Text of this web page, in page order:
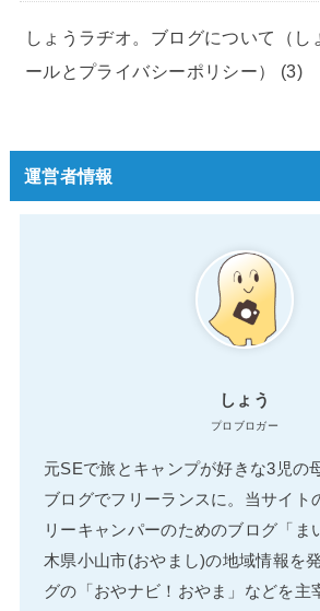
しょうラヂオ。ブログについて（し
ールとプライバシーポリシー） (3)
運営者情報
しょう
プロブロガー
元SEで旅とキャンプが好きな3児の
ブログでフリーランスに。当サイト
リーキャンパーのためのブログ「ま
木県小山市(おやまし)の地域情報を
グの「おやナビ！おやま」などを主